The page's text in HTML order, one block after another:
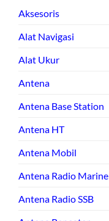
Aksesoris
Alat Navigasi
Alat Ukur
Antena
Antena Base Station
Antena HT
Antena Mobil
Antena Radio Marine
Antena Radio SSB